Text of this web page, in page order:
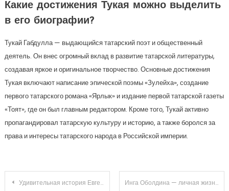
Какие достижения Тукая можно выделить
в его биографии?
Тукай Габдулла — выдающийся татарский поэт и общественный
деятель. Он внес огромный вклад в развитие татарской литературы,
создавая яркое и оригинальное творчество. Основные достижения
Тукая включают написание эпической поэмы «Зулейха», создание
первого татарского романа «Ярлык» и издание первой татарской газеты
«Тоят», где он был главным редактором. Кроме того, Тукай активно
пропагандировал татарскую культуру и историю, а также боролся за
права и интересы татарского народа в Российской империи.
Навигация
Удивительная история Евгения Пригожина — от повара Путина до ведущего шеф-повара России Инга Оболдина — личная жизнь и биография знаменитой актрисы, ее успехи на сцене и за кадром, роли, которые принесли ей всемирную известность, врата, которые ей открыла слава